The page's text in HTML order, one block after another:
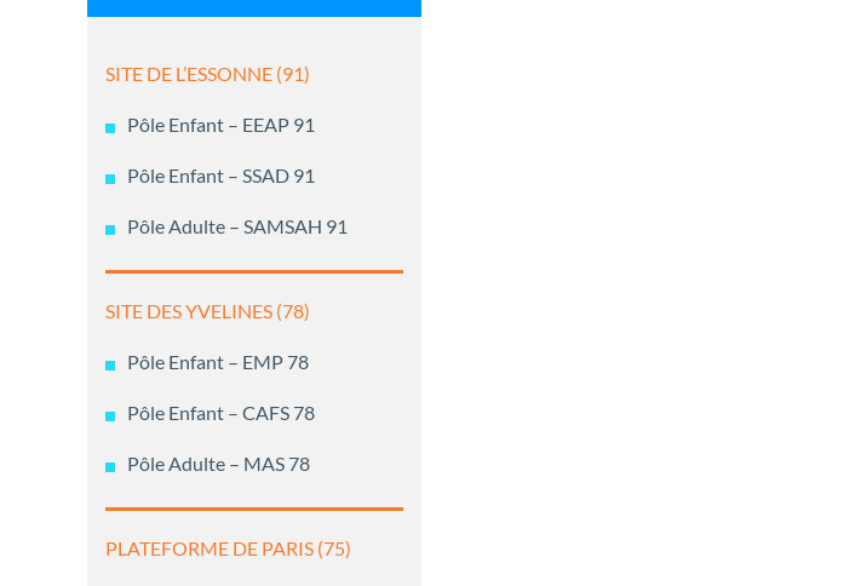
SITE DE L’ESSONNE (91)
Pôle Enfant – EEAP 91
Pôle Enfant – SSAD 91
Pôle Adulte – SAMSAH 91
SITE DES YVELINES (78)
Pôle Enfant – EMP 78
Pôle Enfant – CAFS 78
Pôle Adulte – MAS 78
PLATEFORME DE PARIS (75)